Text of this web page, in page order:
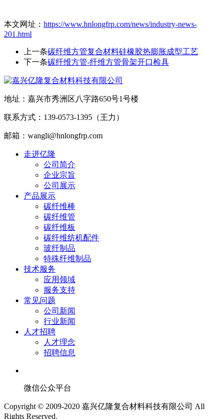
本文网址： https://www.hnlongfrp.com/news/industry-news-
201.html
上一条碳纤维方管复合材料硅橡胶热膨胀成型工艺
下一条碳纤维方管-纤维方管骨架开口检具
地址：嘉兴市秀洲区八字路650号1号楼
联系方式：139-0573-1395（王力）
邮箱：wangli@hnlongfrp.com
走进亿隆
公司简介
企业宗旨
公司展示
产品展示
碳纤维棒
碳纤维管
碳纤维板
碳纤维纺机配件
玻纤制品
特殊纤维制品
技术服务
应用领域
服务支持
常见问题
公司新闻
行业新闻
人才招聘
人才理念
招聘信息
微信公众平台
Copyright © 2009-2020 嘉兴亿隆复合材料科技有限公司 All
Rights Reserved.